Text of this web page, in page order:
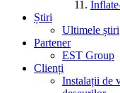
Știri
Ultimele știri
Partener
EST Group
Clienți
Instalații de